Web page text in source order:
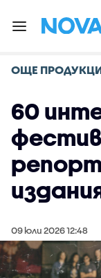
ОЩЕ
60
09 юли 2026 12:48